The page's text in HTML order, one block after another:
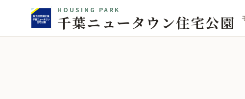
HOUSING PARK
千葉ニュータウン住宅公園